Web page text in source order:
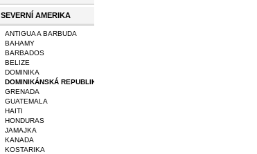
SEVERNÍ AMERIKA
ANTIGUA A BARBUDA
BAHAMY
BARBADOS
BELIZE
DOMINIKA
DOMINIKÁNSKÁ REPUBLIKA
GRENADA
GUATEMALA
HAITI
HONDURAS
JAMAJKA
KANADA
KOSTARIKA